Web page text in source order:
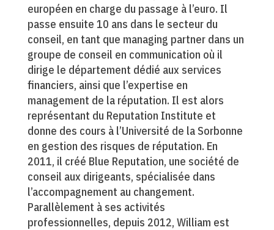
européen en charge du passage à l’euro. Il
passe ensuite 10 ans dans le secteur du
conseil, en tant que managing partner dans un
groupe de conseil en communication où il
dirige le département dédié aux services
financiers, ainsi que l’expertise en
management de la réputation. Il est alors
représentant du Reputation Institute et
donne des cours à l’Université de la Sorbonne
en gestion des risques de réputation. En
2011, il créé Blue Reputation, une société de
conseil aux dirigeants, spécialisée dans
l’accompagnement au changement.
Parallèlement à ses activités
professionnelles, depuis 2012, William est